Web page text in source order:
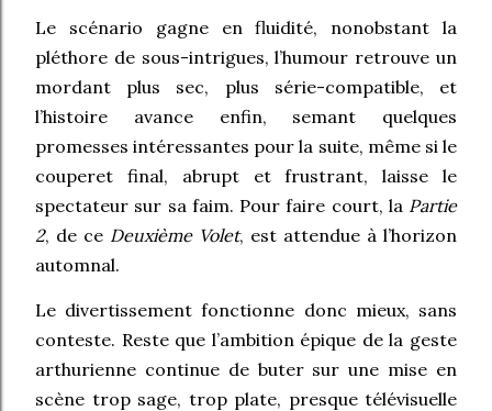
Le scénario gagne en fluidité, nonobstant la
pléthore de sous-intrigues, l’humour retrouve un
mordant plus sec, plus série-compatible, et
l’histoire avance enfin, semant quelques
promesses intéressantes pour la suite, même si le
couperet final, abrupt et frustrant, laisse le
spectateur sur sa faim. Pour faire court, la Partie
2, de ce Deuxième Volet, est attendue à l’horizon
automnal.
Le divertissement fonctionne donc mieux, sans
conteste. Reste que l’ambition épique de la geste
arthurienne continue de buter sur une mise en
scène trop sage, trop plate, presque télévisuelle